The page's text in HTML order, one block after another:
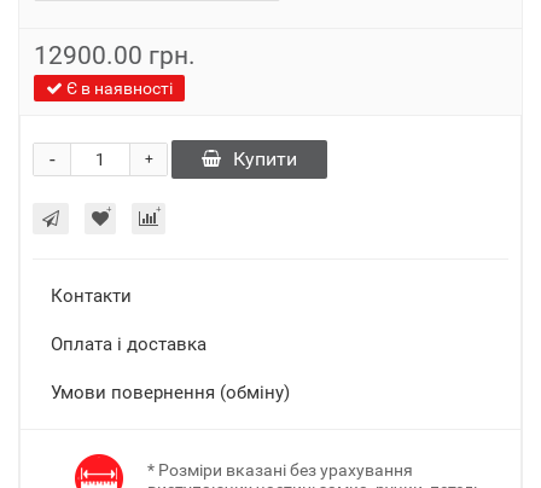
12900.00 грн.
Є в наявності
+
- Купити
Контакти
Оплата і доставка
Умови повернення (обміну)
* Розміри вказані без урахування